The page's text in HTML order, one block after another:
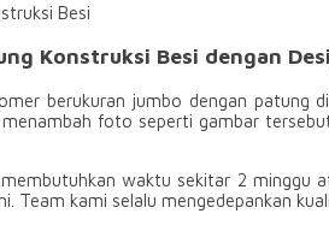
Besi
Konstruksi Besi dengan
berukuran jumbo dengan patung
foto seperti gambar
waktu sekitar 2 minggu
Team kami selalu mengedepankan